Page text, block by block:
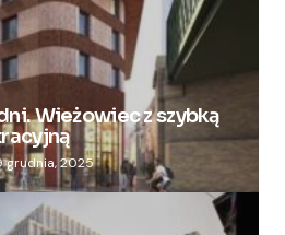
Wieżowiec z szybką
grudnia, 2025